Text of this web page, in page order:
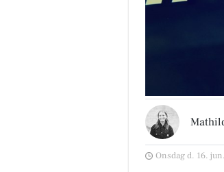
Onsdag d. 16.